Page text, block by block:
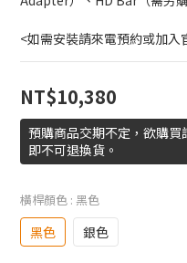
<如需安裝請來電預約或加
NT$10,380
預購商品交期不定，欲購買
即不可退換貨。
橫桿顏色 : 黑色
黑色 銀色